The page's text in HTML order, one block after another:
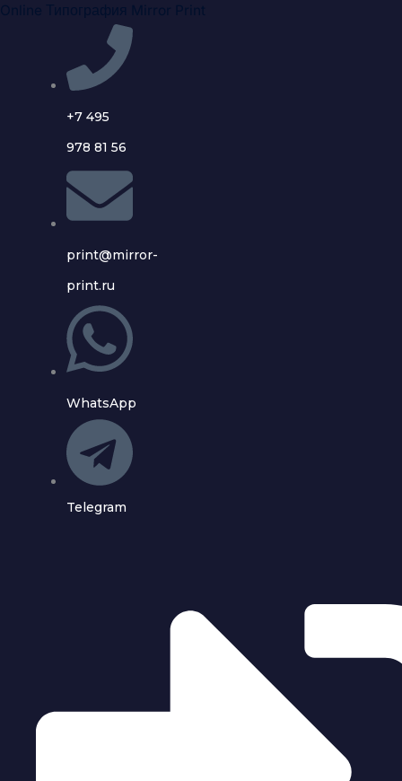
+7 495
978 81 56
print@mirror-
print.ru
WhatsApp
Telegram